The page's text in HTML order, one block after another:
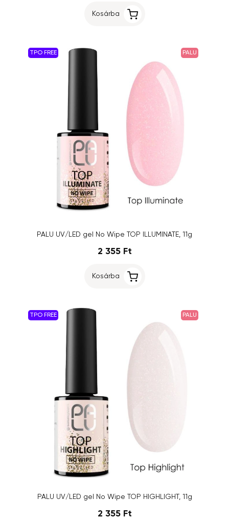
Kosárba
TPO FREE PALU
PALU UV/LED gel No Wipe TOP ILLUMINATE, 11g
2 355 Ft
Kosárba
TPO FREE PALU
PALU UV/LED gel No Wipe TOP HIGHLIGHT, 11g
2 355 Ft